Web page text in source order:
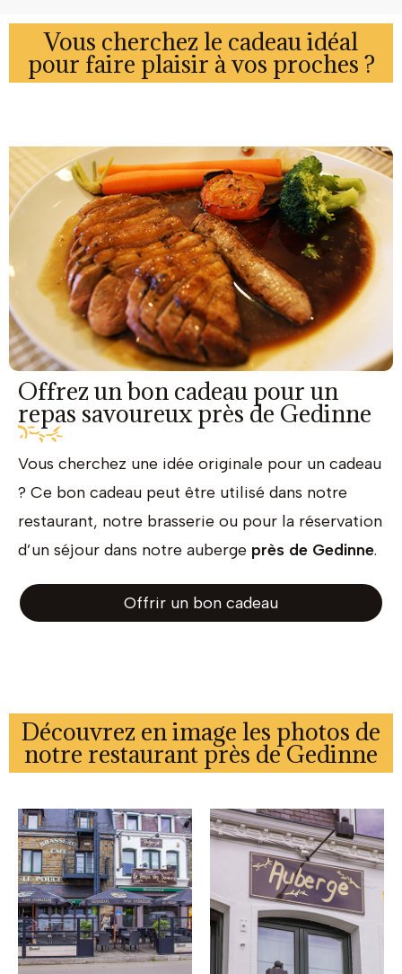
Vous cherchez le cadeau idéal
pour faire plaisir à vos proches ?
Offrez un bon cadeau pour un
repas savoureux près de Gedinne
Vous cherchez une idée originale pour un cadeau
? Ce bon cadeau peut être utilisé dans notre
restaurant, notre brasserie ou pour la réservation
d’un séjour dans notre auberge près de Gedinne.
Offrir un bon cadeau
Découvrez en image les photos de
notre restaurant près de Gedinne